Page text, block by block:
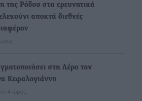
της Ρόδου στα ερευνητικά
αποκτά διεθνές
στη Λέρο τον
Κεφαλογιάννη
4 ώρες